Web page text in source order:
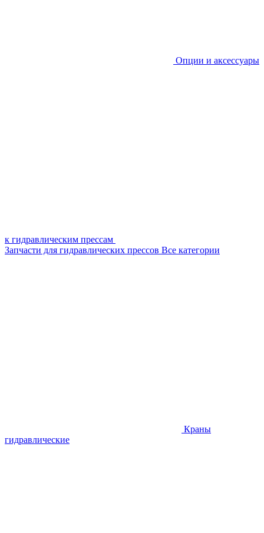
Опции и аксессуары
к гидравлическим прессам
Запчасти для гидравлических прессов Все категории
Краны
гидравлические